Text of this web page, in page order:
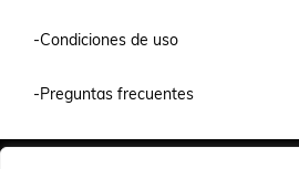
-Condiciones de uso
-Preguntas frecuentes